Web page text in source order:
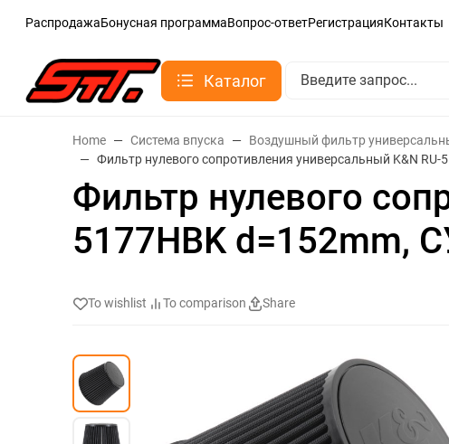
РаспродажаБонусная программаВопрос-ответРегистрацияКонтакты
Каталог
Home Система впуска Воздушный фильтр
Фильтр нулевого сопротивления универсальный K&N
Фильтр нулевого
5177HBK
To wishlist To comparison Share